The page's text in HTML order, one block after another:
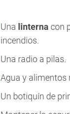
Una linterna con
incendios.
Una radio a pilas.
Agua y alimentos
Un botiquín de